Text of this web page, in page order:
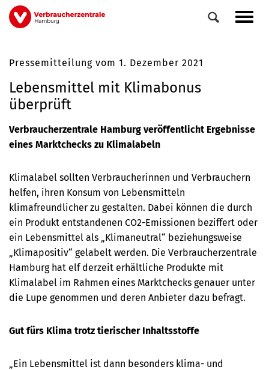
Direkt
zum
Veranstaltungen
0
Pressemitteilung vom 1. Dezember 2021
Lebensmittel mit Klimabonus
überprüft
Verbraucherzentrale Hamburg veröffentlicht Ergebnisse
eines Marktchecks zu Klimalabeln
Klimalabel sollten Verbraucherinnen und Verbrauchern
helfen, ihren Konsum von Lebensmitteln
klimafreundlicher zu gestalten. Dabei können die durch
ein Produkt entstandenen CO2-Emissionen beziffert oder
ein Lebensmittel als „Klimaneutral“ beziehungsweise
„Klimapositiv“ gelabelt werden. Die Verbraucherzentrale
Hamburg hat elf derzeit erhältliche Produkte mit
Klimalabel im Rahmen eines Marktchecks genauer unter
die Lupe genommen und deren Anbieter dazu befragt.
Gut fürs Klima trotz tierischer Inhaltsstoffe
„Ein Lebensmittel ist dann besonders klima- und